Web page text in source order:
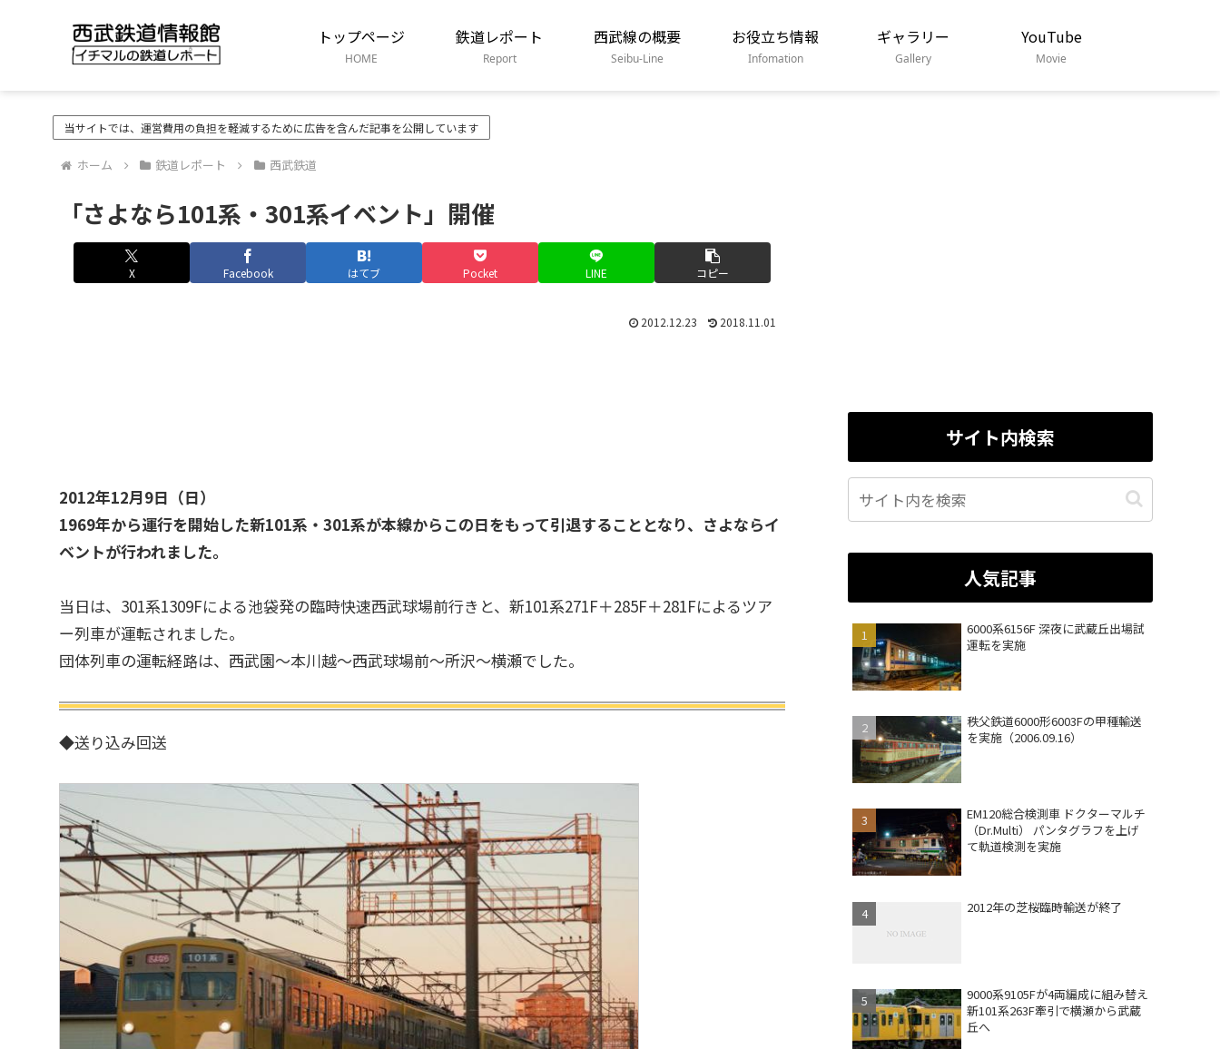
トップページ
HOME
鉄道レポート
Report
西武線の概要
Seibu-Line
お役立ち情報
Infomation
ギャラリー
Gallery
YouTube
Movie
当サイトでは、運営費用の負担を軽減するために広告を含んだ記事を公開しています
ホーム 鉄道レポート 西武鉄道
「さよなら101系・301系イベント」開催
X Facebook はてブ Pocket LINE コピー
2012.12.23 2018.11.01
2012年12月9日（日）
1969年から運行を開始した新101系・301系が本線からこの日をもって引退することとなり、さよならイ
ベントが行われました。
当日は、301系1309Fによる池袋発の臨時快速西武球場前行きと、新101系271F＋285F＋281Fによるツア
ー列車が運転されました。
団体列車の運転経路は、西武園～本川越～西武球場前～所沢～横瀬でした。
◆送り込み回送
サイト内検索
人気記事
6000系6156F 深夜に武蔵丘出場試
運転を実施
秩父鉄道6000形6003Fの甲種輸送
を実施（2006.09.16）
EM120総合検測車 ドクターマルチ
（Dr.Multi） パンタグラフを上げ
て軌道検測を実施
2012年の芝桜臨時輸送が終了
9000系9105Fが4両編成に組み替え
新101系263F牽引で横瀬から武蔵
丘へ